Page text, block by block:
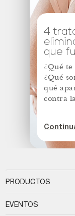
4
que
¿Qué
¿Qué
qué
contra
PRODUCTOS
EVENTOS